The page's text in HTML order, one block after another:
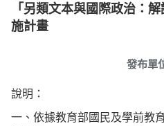
「另類文本與國際政治：
施計畫
發布單
說明：
一、依據教育部國民及學前教